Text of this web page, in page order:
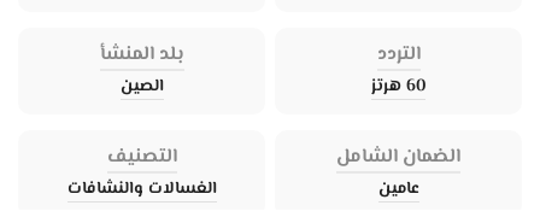
التردد
60 هرتز
بلد المنشأ
الصين
الضمان الشامل
عامين
التصنيف
الغسالات والنشافات